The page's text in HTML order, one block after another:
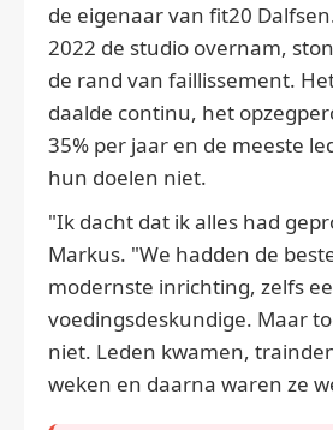
de eigenaar van fit20
2022 de studio overnam,
de rand van faillissement.
daalde continu, het
35% per jaar en de meeste
hun doelen niet.
"Ik dacht dat ik alles had
Markus. "We hadden de
modernste inrichting, zelfs
voedingsdeskundige. Maar
niet. Leden kwamen,
weken en daarna waren ze